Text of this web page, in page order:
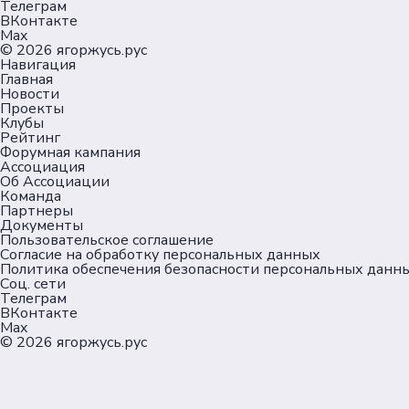
Телеграм
ВКонтакте
Max
© 2026 ягоржусь.рус
Навигация
Главная
Новости
Проекты
Клубы
Рейтинг
Форумная кампания
Ассоциация
Об Ассоциации
Команда
Партнеры
Документы
Пользовательское соглашение
Согласие на обработку персональных данных
Политика обеспечения безопасности персональных
Соц. сети
Телеграм
ВКонтакте
Max
© 2026 ягоржусь.рус